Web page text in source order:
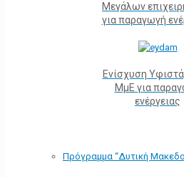
Μεγάλων
για παραγωγή
Ενίσχυση
ΜμΕ για
ενέργειας
Πρόγραμμα “Δυτική